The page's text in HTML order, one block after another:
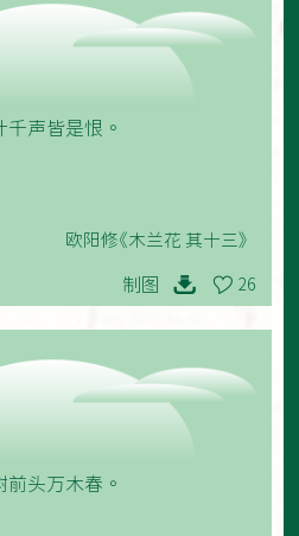
声皆是恨。
欧阳修《木兰花 其十三》
制图 26
头万木春。